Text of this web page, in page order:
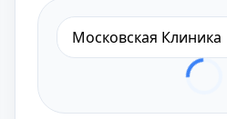
Московская Клиника